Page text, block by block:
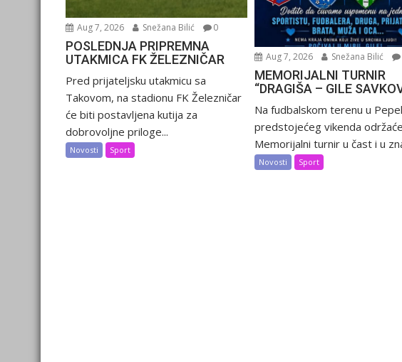
Aug 7, 2026 Snežana Bilić 0
POSLEDNJA PRIPREMNA
UTAKMICA FK ŽELEZNIČAR
Pred prijateljsku utakmicu sa
Takovom, na stadionu FK Železničar
će biti postavljena kutija za
dobrovoljne priloge...
Novosti Sport
Aug 7, 2026 Snežana Bilić
MEMORIJALNI TURNIR
“DRAGIŠA – GILE
Na fudbalskom terenu u
predstojećeg vikenda
Memorijalni turnir u čast i u
Novosti Sport